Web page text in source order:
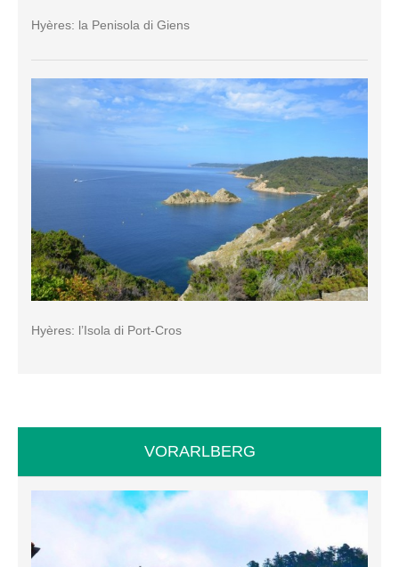
Hyères: la Penisola di Giens
Hyères: l’Isola di Port-Cros
VORARLBERG